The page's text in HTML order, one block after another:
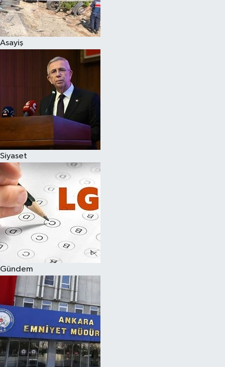
Asayiş
Siyaset
Gündem
Spor
Çocuk
Eğitim
Hava Durumu
Kadın
Kim kimdir?
Kültür Sanat
Sağlık
Siyaset
Teknoloji
Televizyon
Yaşam-Çevre